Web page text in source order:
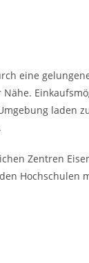
eine
laden
Zentren
Hochschulen